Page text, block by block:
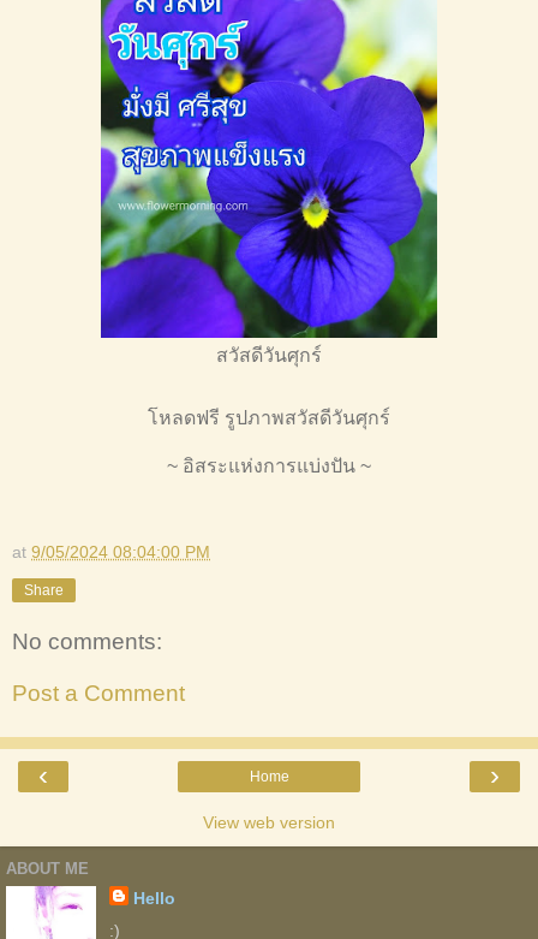
สวัสดีวันศุกร์
โหลดฟรี รูปภาพสวัสดีวันศุกร์
~ อิสระแห่งการแบ่งปัน ~
at 9/05/2024 08:04:00 PM
Share
No comments:
Post a Comment
‹ ›
Home
View web version
ABOUT ME
Hello
:)